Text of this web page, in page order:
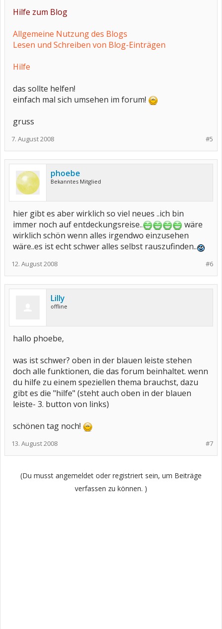
Hilfe zum Blog
Allgemeine Nutzung des Blogs
Lesen und Schreiben von Blog-Einträgen
Hilfe
das sollte helfen!
einfach mal sich umsehen im forum!
gruss
#5
7. August 2008
phoebe
Bekanntes Mitglied
hier gibt es aber wirklich so viel neues ..ich bin
immer noch auf entdeckungsreise..
wäre
wirklich schön wenn alles irgendwo einzusehen
wäre..es ist echt schwer alles selbst rauszufinden..
#6
12. August 2008
Lilly
offline
hallo phoebe,
was ist schwer? oben in der blauen leiste stehen
doch alle funktionen, die das forum beinhaltet. wenn
du hilfe zu einem speziellen thema brauchst, dazu
gibt es die "hilfe" (steht auch oben in der blauen
leiste- 3. button von links)
schönen tag noch!
#7
13. August 2008
(Du musst angemeldet oder registriert sein, um Beiträge
verfassen zu können. )